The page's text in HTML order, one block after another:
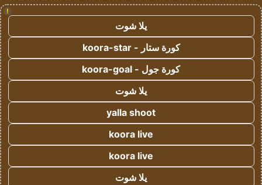
!
يلا شوت
كورة ستار - koora-star
كورة جول - koora-goal
يلا شوت
yalla shoot
koora live
koora live
يلا شوت